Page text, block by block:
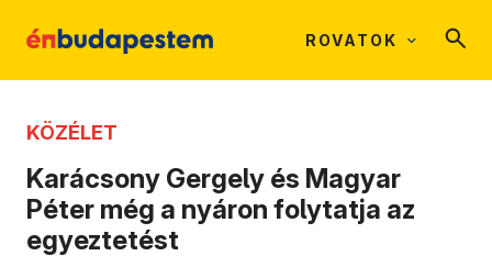
ROVATOK
KÖZÉLET
Karácsony Gergely és Magyar
Péter még a nyáron folytatja az
egyeztetést